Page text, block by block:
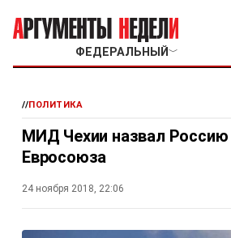
ФЕДЕРАЛЬНЫЙ ﹀
//ПОЛИТИКА
МИД Чехии назвал Россию
Евросоюза
24 ноября 2018, 22:06